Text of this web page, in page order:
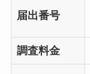
届出番号
調査料金